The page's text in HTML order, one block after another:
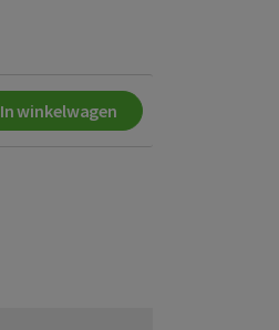
In winkelwagen